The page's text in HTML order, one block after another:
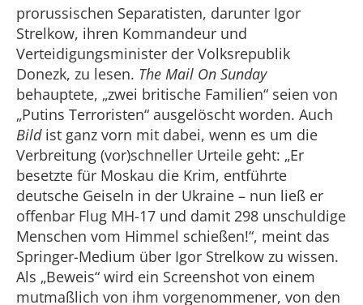
prorussischen Separatisten, darunter Igor
Strelkow, ihren Kommandeur und
Verteidigungsminister der Volksrepublik
Donezk, zu lesen. The Mail On Sunday
behauptete, „zwei britische Familien“ seien von
„Putins Terroristen“ ausgelöscht worden. Auch
Bildist ganz vorn mit dabei, wenn es um die
Verbreitung (vor)schneller Urteile geht: „Er
besetzte für Moskau die Krim, entführte
deutsche Geiseln in der Ukraine – nun ließ er
offenbar Flug MH-17 und damit 298 unschuldige
Menschen vom Himmel schießen!“, meint das
Springer-Medium über Igor Strelkow zu wissen.
Als „Beweis“ wird ein Screenshot von einem
mutmaßlich von ihm vorgenommener, von den